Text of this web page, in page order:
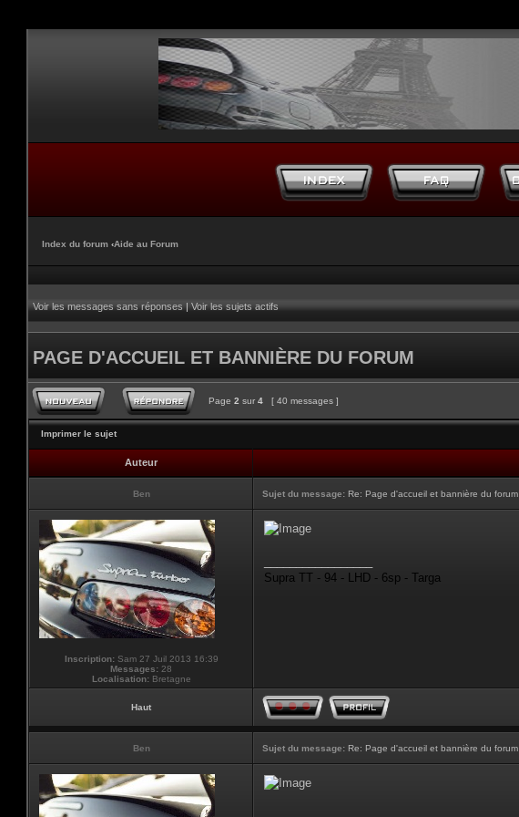
Index du forum ‹Aide au Forum
Voir les messages sans réponses|Voir les sujets actifs
PAGE D'ACCUEIL ET BANNIÈRE DU FORUM
Page 2 sur 4 [ 40 messages ]
Imprimer le sujet
Auteur
Ben Sujet du message: Re: Page d'accueil et bannière du forum
Inscription:Sam 27 Juil 2013 16:39
Messages: 28
Localisation:Bretagne
Supra TT - 94 - LHD - 6sp - Targa
Haut
Ben Sujet du message: Re: Page d'accueil et bannière du forum